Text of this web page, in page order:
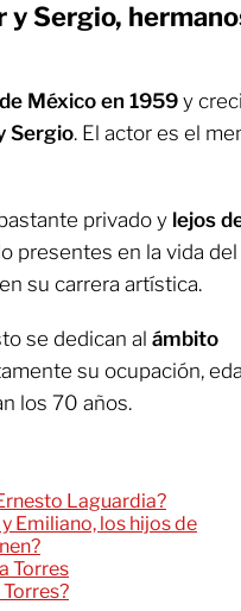
y Sergio,
México en 1959 y
Sergio. El actor es el
privado y lejos
presentes en la vida del
su carrera artística.
se dedican al ámbito
su ocupación,
los 70 años.
Laguardia?
Emiliano, los hijos de
Torres